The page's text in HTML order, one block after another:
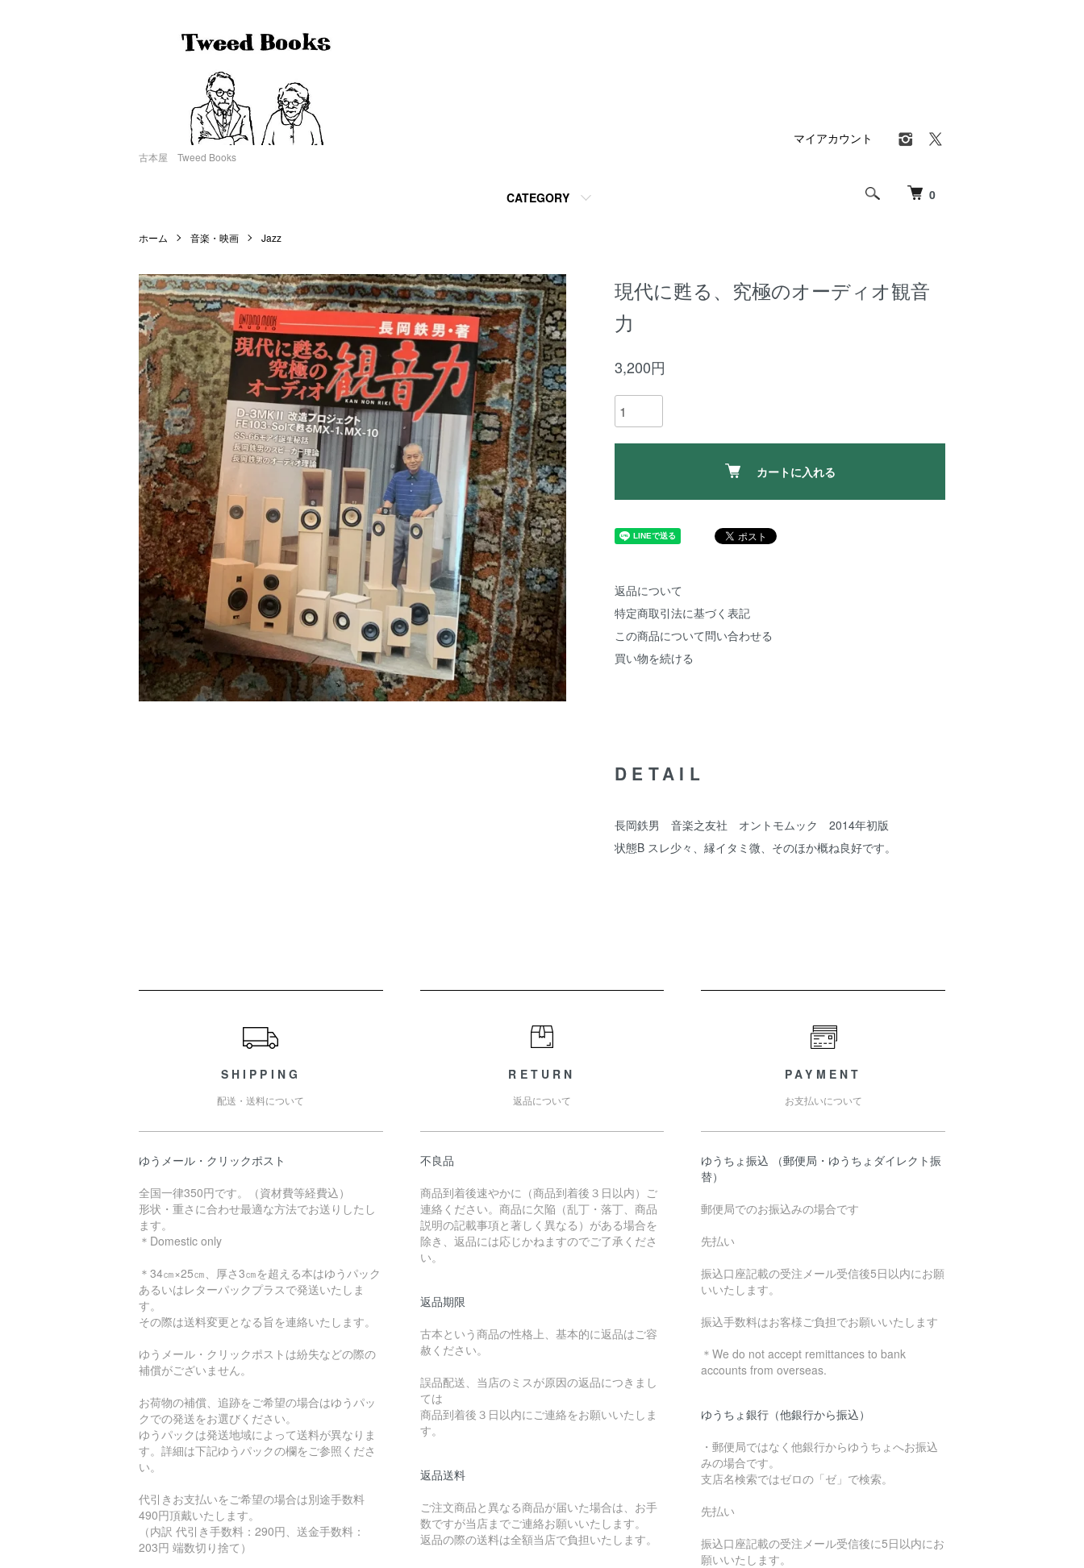
古本屋 Tweed Books
0
CATEGORY
マイアカウント
ホーム 音楽・映画 Jazz
現代に甦る、究極のオーディオ観音
力
3,200円
カートに入れる
返品について
特定商取引法に基づく表記
この商品について問い合わせる
買い物を続ける
DETAIL
長岡鉄男 音楽之友社 オントモムック 2014年初版
状態B スレ少々、縁イタミ微、そのほか概ね良好です。
SHIPPING
配送・送料について
ゆうメール・クリックポスト
全国一律350円です。（資材費等経費込）
形状・重さに合わせ最適な方法でお送りしたし
ます。
＊Domestic only
＊34㎝×25㎝、厚さ3㎝を超える本はゆうパック
あるいはレターパックプラスで発送いたしま
す。
その際は送料変更となる旨を連絡いたします。
ゆうメール・クリックポストは紛失などの際の
補償がございません。
お荷物の補償、追跡をご希望の場合はゆうパッ
クでの発送をお選びください。
ゆうパックは発送地域によって送料が異なりま
す。詳細は下記ゆうパックの欄をご参照くださ
い。
代引きお支払いをご希望の場合は別途手数料
490円頂戴いたします。
（内訳 代引き手数料：290円、送金手数料：
203円 端数切り捨て）
RETURN
返品について
不良品
商品到着後速やかに（商品到着後３日以内）ご
連絡ください。商品に欠陥（乱丁・落丁、商品
説明の記載事項と著しく異なる）がある場合を
除き、返品には応じかねますのでご了承くださ
い。
返品期限
古本という商品の性格上、基本的に返品はご容
赦ください。
誤品配送、当店のミスが原因の返品につきまし
ては
商品到着後３日以内にご連絡をお願いいたしま
す。
返品送料
ご注文商品と異なる商品が届いた場合は、お手
数ですが当店までご連絡お願いいたします。
返品の際の送料は全額当店で負担いたします。
PAYMENT
お支払いについて
ゆうちょ振込 （郵便局・ゆうちょダイレクト振
替）
郵便局でのお振込みの場合です
先払い
振込口座記載の受注メール受信後5日以内にお願
いいたします。
振込手数料はお客様ご負担でお願いいたします
＊We do not accept remittances to bank
accounts from overseas.
ゆうちょ銀行（他銀行から振込）
・郵便局ではなく他銀行からゆうちょへお振込
みの場合です。
支店名検索ではゼロの「ゼ」で検索。
先払い
振込口座記載の受注メール受信後に5日以内にお
願いいたします。